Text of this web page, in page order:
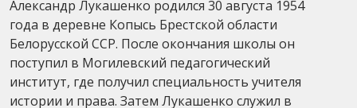
Александр Лукашенко родился 30 августа 1954
года в деревне Копысь Брестской области
Белорусской ССР. После окончания школы он
поступил в Могилевский педагогический
институт, где получил специальность учителя
истории и права. Затем Лукашенко служил в